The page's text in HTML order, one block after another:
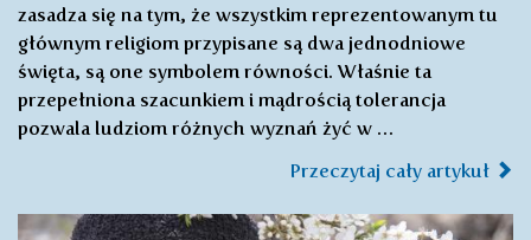
zasadza się na tym, że wszystkim reprezentowanym tu
głównym religiom przypisane są dwa jednodniowe
święta, są one symbolem równości. Właśnie ta
przepełniona szacunkiem i mądrością tolerancja
pozwala ludziom różnych wyznań żyć w …
Przeczytaj cały artykuł